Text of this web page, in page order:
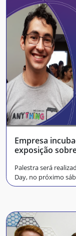
Empresa
exposição
Palestra será
Day, no próximo